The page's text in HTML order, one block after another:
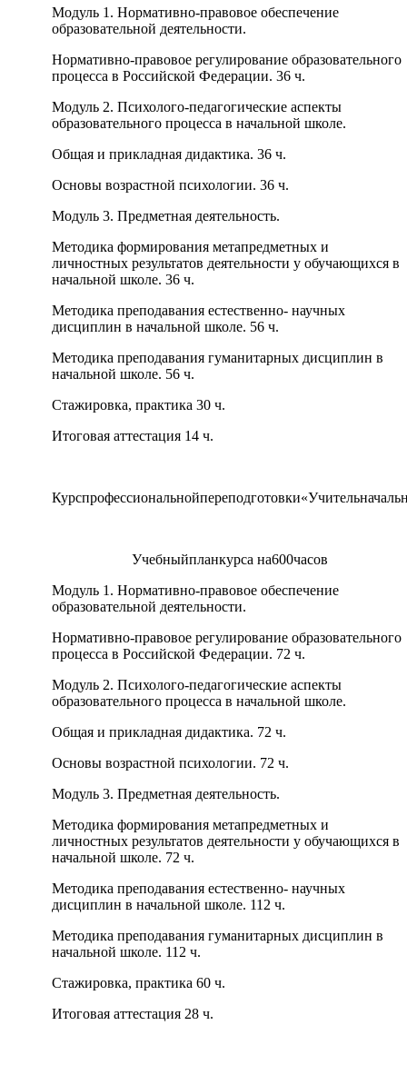
Модуль 1. Нормативно-правовое обеспечение
образовательной деятельности.
Нормативно-правовое регулирование образовательного
процесса в Российской Федерации. 36 ч.
Модуль 2. Психолого-педагогические аспекты
образовательного процесса в начальной школе.
Общая и прикладная дидактика. 36 ч.
Основы возрастной психологии. 36 ч.
Модуль 3. Предметная деятельность.
Методика формирования метапредметных и
личностных результатов деятельности у обучающихся в
начальной школе. 36 ч.
Методика преподавания естественно- научных
дисциплин в начальной школе. 56 ч.
Методика преподавания гуманитарных дисциплин в
начальной школе. 56 ч.
Стажировка, практика 30 ч.
Итоговая аттестация 14 ч.
Учебныйпланкурса на600часов
Модуль 1. Нормативно-правовое обеспечение
образовательной деятельности.
Нормативно-правовое регулирование образовательного
процесса в Российской Федерации. 72 ч.
Модуль 2. Психолого-педагогические аспекты
образовательного процесса в начальной школе.
Общая и прикладная дидактика. 72 ч.
Основы возрастной психологии. 72 ч.
Модуль 3. Предметная деятельность.
Методика формирования метапредметных и
личностных результатов деятельности у обучающихся в
начальной школе. 72 ч.
Методика преподавания естественно- научных
дисциплин в начальной школе. 112 ч.
Методика преподавания гуманитарных дисциплин в
начальной школе. 112 ч.
Стажировка, практика 60 ч.
Итоговая аттестация 28 ч.